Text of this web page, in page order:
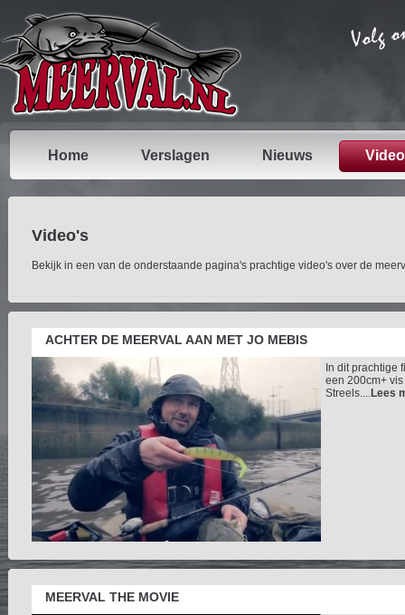
Home Verslagen Nieuws
Video's
Bekijk in een van de onderstaande pagina's prachtige video's over de
ACHTER DE MEERVAL AAN MET JO MEBIS
In dit prachtige
een 200cm+
Streels....Lees
MEERVAL THE MOVIE